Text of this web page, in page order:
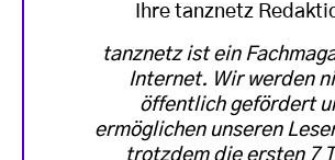
Ihre tanznetz
tanznetz ist ein
Internet. Wir werden
öffentlich gefördert
ermöglichen unseren
trotzdem die ersten 7